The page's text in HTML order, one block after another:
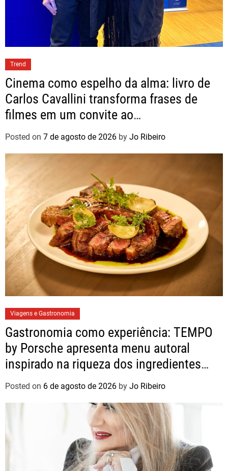
Trend
Cinema como espelho da alma: livro de
Carlos Cavallini transforma frases de
filmes em um convite ao
autoconhecimento
Posted on 7 de agosto de 2026 by Jo Ribeiro
Viagens e Gastronomia
Gastronomia como experiência: TEMPO
by Porsche apresenta menu autoral
inspirado na riqueza dos ingredientes
brasileiros
Posted on 6 de agosto de 2026 by Jo Ribeiro